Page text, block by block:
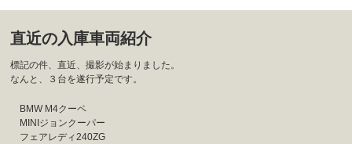
直近の入庫車両紹介
標記の件、直近、撮影が始まりました。
なんと、３台を遂行予定です。
BMW M4クーペ
MINIジョンクーパー
フェアレディ240ZG